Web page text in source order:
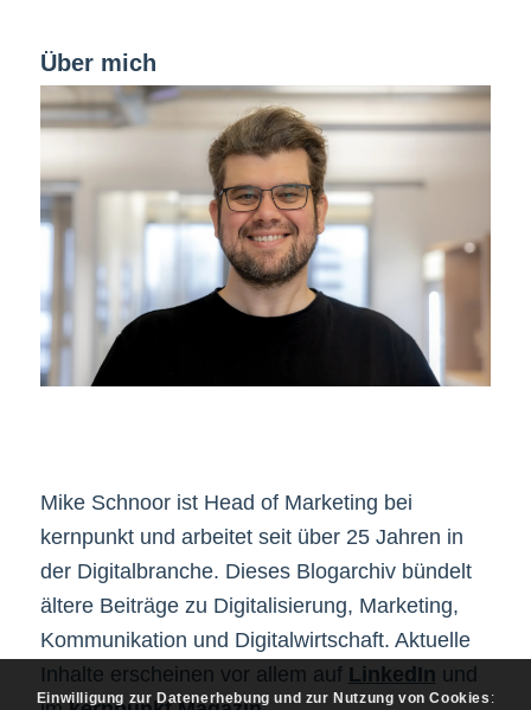
Über mich
Mike Schnoor ist Head of Marketing bei
kernpunkt und arbeitet seit über 25 Jahren in
der Digitalbranche. Dieses Blogarchiv bündelt
ältere Beiträge zu Digitalisierung, Marketing,
Kommunikation und Digitalwirtschaft. Aktuelle
Inhalte erscheinen vor allem auf LinkedIn und
Einwilligung zur Datenerhebung und zur Nutzung von Cookies :